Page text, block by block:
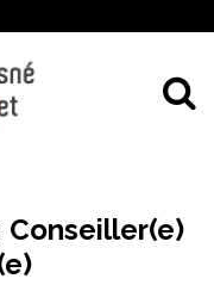
Conseiller(e)